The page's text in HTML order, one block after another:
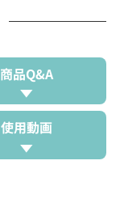
商品Q&A
使用動画